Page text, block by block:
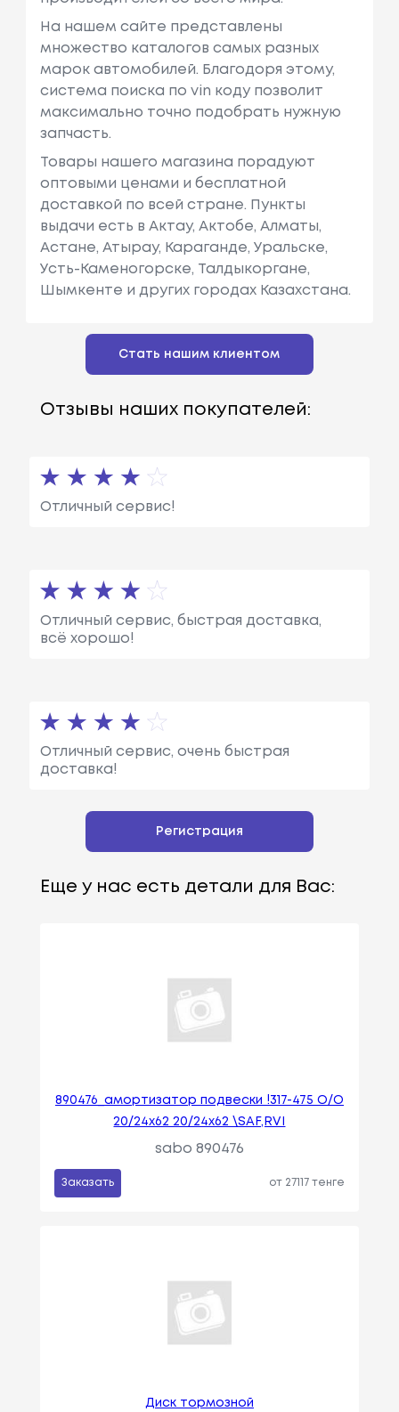
На нашем сайте представлены
множество каталогов самых разных
марок автомобилей. Благодоря этому,
система поиска по vin коду позволит
максимально точно подобрать нужную
запчасть.
Товары нашего магазина порадуют
оптовыми ценами и бесплатной
доставкой по всей стране. Пункты
выдачи есть в Актау, Актобе, Алматы,
Астане, Атырау, Караганде, Уральске,
Усть-Каменогорске, Талдыкоргане,
Шымкенте и других городах Казахстана.
Стать нашим клиентом
Отзывы наших покупателей:
Отличный сервис!
Отличный сервис, быстрая доставка,
всё хорошо!
Отличный сервис, очень быстрая
доставка!
Регистрация
Еще у нас есть детали для Вас:
890476_амортизатор подвески !317-475 O/O
20/24x62 20/24x62 \SAF,RVI
sabo 890476
Заказать от 27117 тенге
Диск тормозной